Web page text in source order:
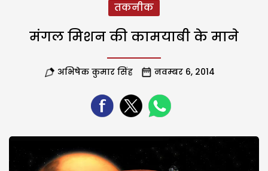
तकनीक
मंगल मिशन की कामयाबी के माने
अभिषेक कुमार सिंह नवम्बर 6, 2014